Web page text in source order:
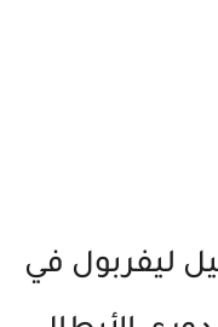
ليفربول في